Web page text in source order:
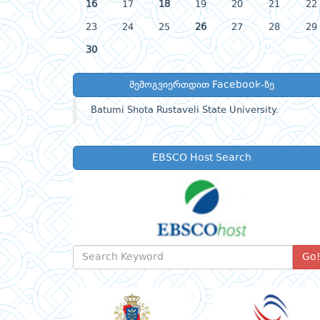
16 17 18 19 20 21 22
23 24 25 26 27 28 29
30
შემოგვიერთდით Facebook-ზე
Batumi Shota Rustaveli State University.
EBSCO Host Search
Go!